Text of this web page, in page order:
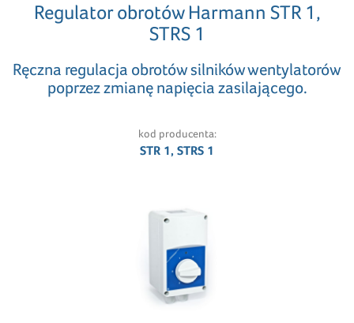
Regulator obrotów Harmann STR 1,
STRS 1
Ręczna regulacja obrotów silników wentylatorów
poprzez zmianę napięcia zasilającego.
kod producenta:
STR 1, STRS 1